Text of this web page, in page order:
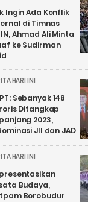
Ingin Ada Konflik
di Timnas
Ahmad Ali Minta
ke Sudirman
HARI INI
Sebanyak 148
Ditangkap
2023,
JII dan JAD
HARI INI
Budaya,
Borobudur